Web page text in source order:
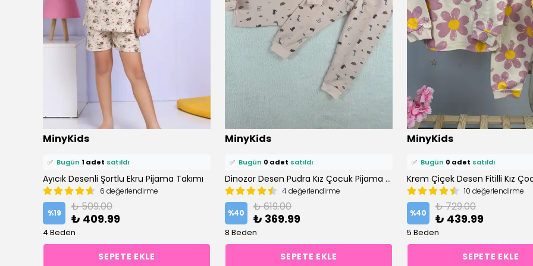
MinyKids
Bu ürünü4 kişifavoriledi!
2 kişi
✅ Bugün 1 adet satıldı
Ayıcık Desenli Şortlu Ekru Pijama Takımı
6 değerlendirme
%19 ₺ 509.00
₺ 409.99
4 Beden
SEPETE EKLE
MinyKids
⭐️ Bu ürünü2 kişifavoriledi!
1 kişi
✅ Bugün 0 adet satıldı
Dinozor Desen Pudra Kız Çocuk Pijama Takım
4 değerlendirme
%40 ₺ 619.00
₺ 369.99
8 Beden
SEPETE EKLE
MinyKids
⭐️ Bu ürünü2 kişifavoriledi!
1 kişi
✅ Bugün 0 adet satıldı
10 değerlendirme
%40 ₺ 729.00
₺ 439.99
5 Beden
SEPETE EKLE